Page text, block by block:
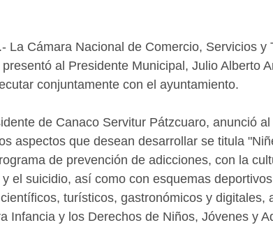
La Cámara Nacional de Comercio, Servicios y
al Presidente Municipal, Julio Alberto
conjuntamente con el ayuntamiento.
de Canaco Servitur Pátzcuaro, anunció
aspectos que desean desarrollar se titula
de prevención de adicciones, con la
el suicidio, así como con esquemas
turísticos, gastronómicos y digitales,
Infancia y los Derechos de Niños, Jóvenes y